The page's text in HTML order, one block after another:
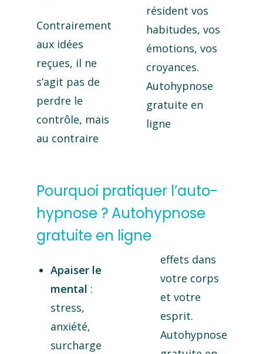
Contrairement
aux idées
reçues, il ne
s’agit pas de
perdre le
contrôle, mais
au contraire
résident vos
habitudes, vos
émotions, vos
croyances.
Autohypnose
gratuite en
ligne
Pourquoi pratiquer l’auto-
hypnose ? Autohypnose
gratuite en ligne
Apaiser le
mental :
stress,
anxiété,
surcharge
effets dans
votre corps
et votre
esprit.
Autohypnose